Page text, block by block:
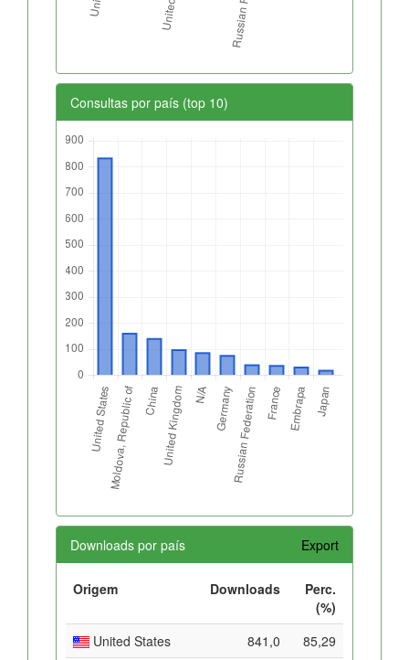
Consultas por país (top 10)
Downloads por país Export
Origem Downloads
Perc.
(%)
United States
841,0 85,29